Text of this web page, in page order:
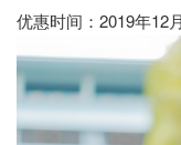
优惠时间：2019年12